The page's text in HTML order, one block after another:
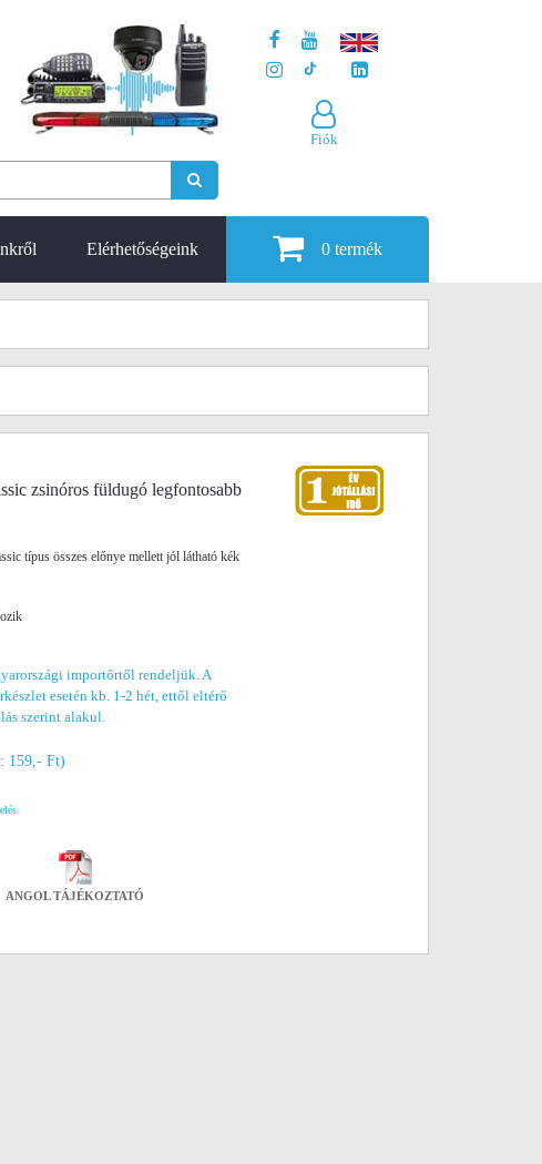
Fiók
Elérhetőségeink 0 termék
zsinóros füldugó legfontosabb
típus összes előnye mellett jól látható kék
importőrtől rendeljük. A
esetén kb. 1-2 hét, ettől eltérő
szerint alakul.
159,- Ft)
ANGOL TÁJÉKOZTATÓ